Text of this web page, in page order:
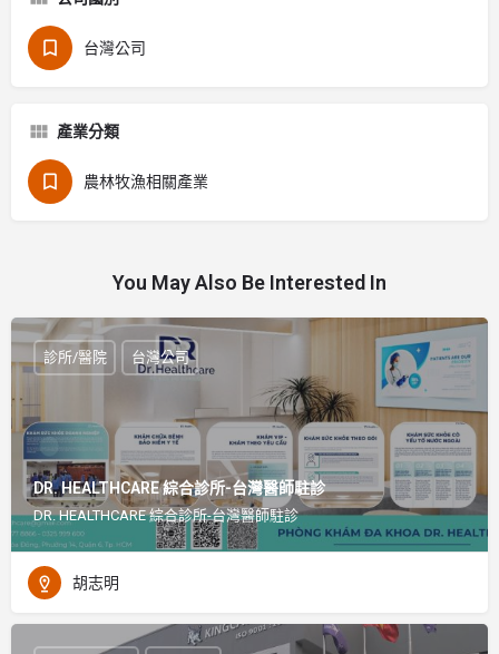
台灣公司
產業分類
農林牧漁相關產業
You May Also Be Interested In
DR. HEALTHCARE 綜合診所-台灣醫師駐診
DR. HEALTHCARE 綜合診所-台灣醫師駐診
診所/醫院 台灣公司
胡志明